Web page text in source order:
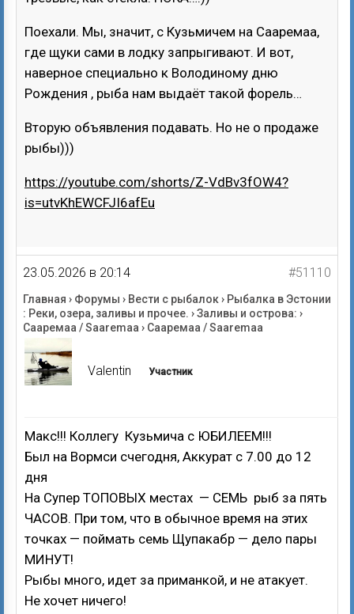
Поехали. Мы, значит, с Кузьмичем на Сааремаа,
где щуки сами в лодку запрыгивают. И вот,
наверное специально к Володиному дню
Рождения , рыба нам выдаёт такой форель…
Вторую объявления подавать. Но не о продаже
рыбы)))
https://youtube.com/shorts/Z-VdBv3fOW4?
is=utvKhEWCFJI6afEu
23.05.2026 в 20:14 #51110
Главная › Форумы › Вести с рыбалок› Рыбалка в Эстонии
: Реки, озера, заливы и прочее. ›Заливы и острова: ›
Сааремаа / Saaremaa › Сааремаа / Saaremaa
Valentin Участник
Макс!!! Коллегу Кузьмича с ЮБИЛЕЕМ!!!
Был на Вормси счегодня, Аккурат с 7.00 до 12
дня
На Супер ТОПОВЫХ местах — СЕМЬ рыб за пять
ЧАСОВ. При том, что в обычное время на этих
точках — поймать семь Щупакабр — дело пары
МИНУТ!
Рыбы много, идет за приманкой, и не атакует.
Не хочет ничего!